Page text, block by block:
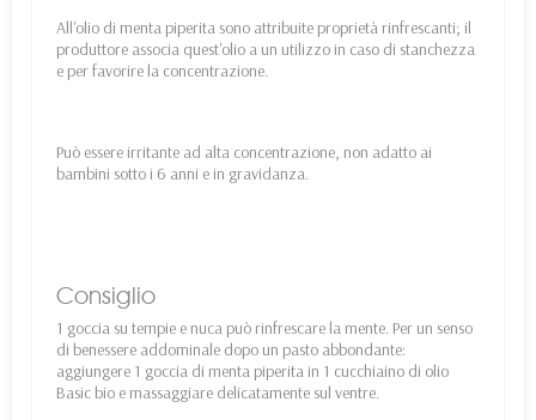
All'olio di menta piperita sono attribuite proprietà rinfrescanti; il
produttore associa quest'olio a un utilizzo in caso di stanchezza
e per favorire la concentrazione.
Può essere irritante ad alta concentrazione, non adatto ai
bambini sotto i 6 anni e in gravidanza.
Consiglio
1 goccia su tempie e nuca può rinfrescare la mente. Per un senso
di benessere addominale dopo un pasto abbondante:
aggiungere 1 goccia di menta piperita in 1 cucchiaino di olio
Basic bio e massaggiare delicatamente sul ventre.